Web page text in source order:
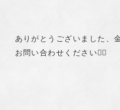
ありがとうございました、
お問い合わせください🙇‍♂️